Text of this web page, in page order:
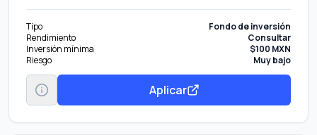
Tipo
Fondo de inversión
Rendimiento
Consultar
Inversión mínima
$100 MXN
Riesgo
Muy bajo
Aplicar